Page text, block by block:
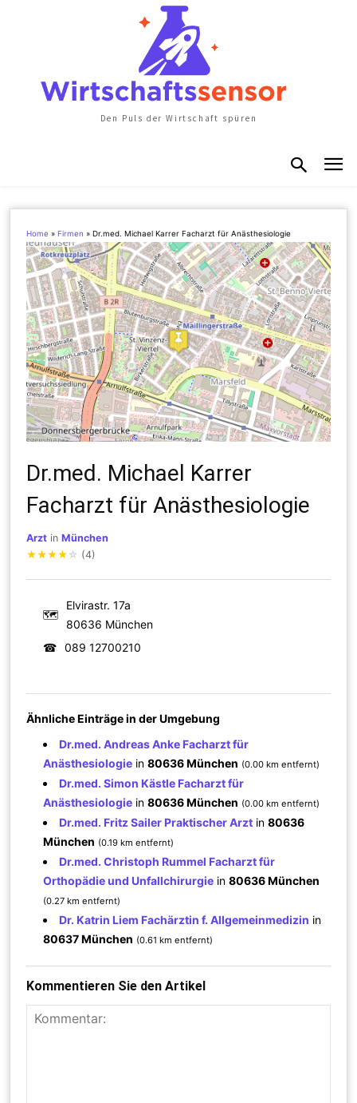
Den Puls der Wirtschaft spüren
Home » Firmen »Dr.med. Michael Karrer Facharzt für Anästhesiologie
Dr.med. Michael Karrer
Facharzt für Anästhesiologie
Arzt inMünchen
★★★★ ☆ (4)
🗺
Elvirastr. 17a
80636 München
☎
089 12700210
Ähnliche Einträge in der Umgebung
Dr.med. Andreas Anke Facharzt für
Anästhesiologie in80636 München (0.00 km entfernt)
Dr.med. Simon Kästle Facharzt für
Anästhesiologie in80636 München (0.00 km entfernt)
Dr.med. Fritz Sailer Praktischer Arzt in80636
München (0.19 km entfernt)
Dr.med. Christoph Rummel Facharzt für
Orthopädie und Unfallchirurgie in80636 München
(0.27 km entfernt)
Dr. Katrin Liem Fachärztin f. Allgemeinmedizin in
80637 München (0.61 km entfernt)
Kommentieren Sie den Artikel